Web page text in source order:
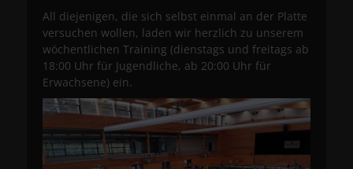
All diejenigen, die sich selbst einmal an der Platte
versuchen wollen, laden wir herzlich zu unserem
wöchentlichen Training (dienstags und freitags ab
18:00 Uhr für Jugendliche, ab 20:00 Uhr für
Erwachsene) ein.